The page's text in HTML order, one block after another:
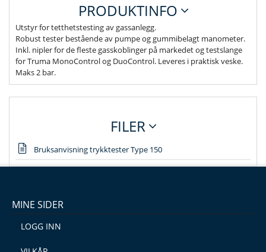
PRODUKTINFO
Utstyr for tetthetstesting av gassanlegg.
Robust tester bestående av pumpe og gummibelagt manometer.
Inkl. nipler for de fleste gasskoblinger på markedet og testslange
for Truma MonoControl og DuoControl. Leveres i praktisk veske.
Maks 2 bar.
FILER
Bruksanvisning trykktester Type 150
MINE SIDER
LOGG INN